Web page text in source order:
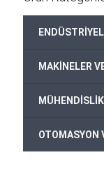
MAKİNELER
OTOMASYON